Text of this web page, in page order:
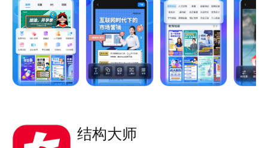
MAKA拥有海量优质正版字体、音乐、H5、海报、视
频、微商、电商等素材，多种设计风格，覆盖全品类、
行业、场景，轻松营销不求人！
【简单快速，创作更省时省力】
任选20万+场景模版，点击拖拽即可轻松添加或替换文
【适用多种场景,玩转宣传营销】
结构大师